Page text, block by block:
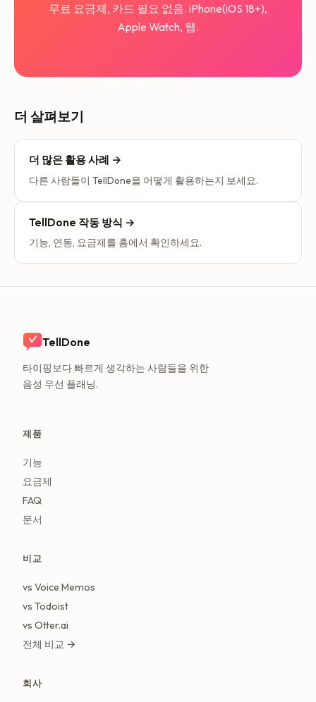
무료 요금제, 카드 필요 없음. iPhone(iOS 18+),
Apple Watch, 웹.
더 살펴보기
더 많은 활용 사례 →
다른 사람들이 TellDone을 어떻게 활용하는지 보세요.
TellDone 작동 방식 →
기능, 연동, 요금제를 홈에서 확인하세요.
TellDone
타이핑보다 빠르게 생각하는 사람들을 위한
음성 우선 플래닝.
제품
기능
요금제
FAQ
문서
비교
vs Voice Memos
vs Todoist
vs Otter.ai
전체 비교 →
회사